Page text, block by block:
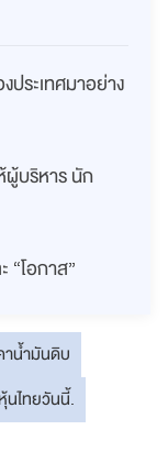
ประเทศมาอย่าง
บริหาร นัก
“โอกาส”
าน้ำมันดิบ
นไทยวันนี้.